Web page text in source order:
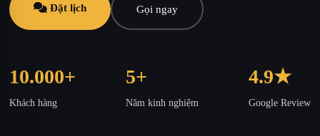
Đặt lịch Gọi ngay
10.000+
Khách hàng
5+
Năm kinh nghiệm
4.9★
Google Review